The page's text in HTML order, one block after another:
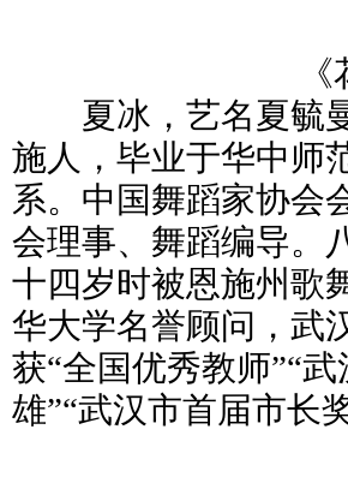
夏冰，艺名夏毓曼
施人，毕业于华中师
系。中国舞蹈家协会
会理事、舞蹈编导。
十四岁时被恩施州歌
华大学名誉顾问，武
获“全国优秀教师”“
雄”“武汉市首届市长